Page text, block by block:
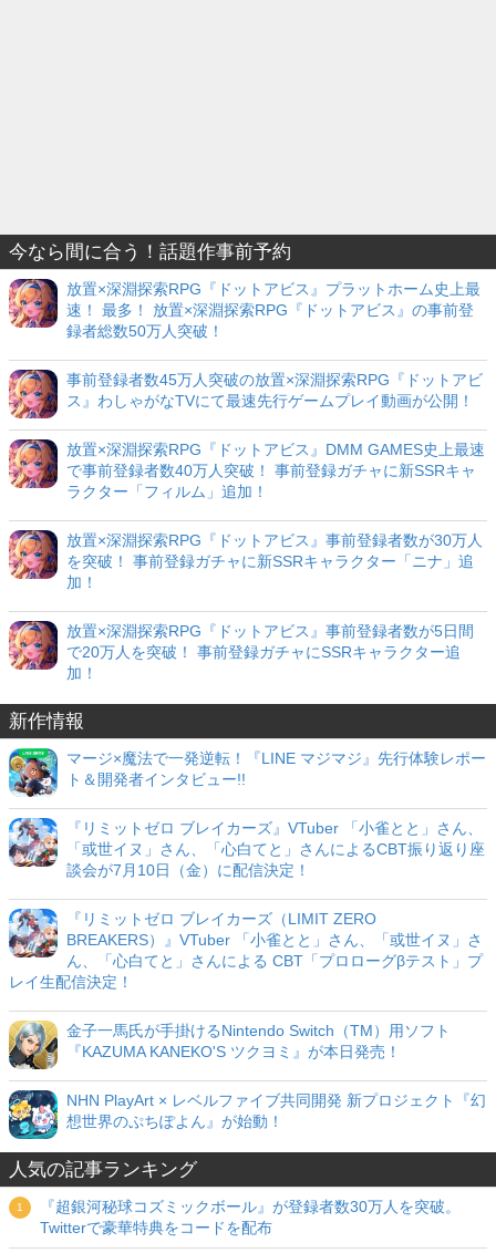
今なら間に合う！話題作事前予約
放置×深淵探索RPG『ドットアビス』プラットホーム史上最
速！ 最多！ 放置×深淵探索RPG『ドットアビス』の事前登
録者総数50万人突破！
事前登録者数45万人突破の放置×深淵探索RPG『ドットアビ
ス』わしゃがなTVにて最速先行ゲームプレイ動画が公開！
放置×深淵探索RPG『ドットアビス』DMM GAMES史上最速
で事前登録者数40万人突破！ 事前登録ガチャに新SSRキャ
ラクター「フィルム」追加！
放置×深淵探索RPG『ドットアビス』事前登録者数が30万人
を突破！ 事前登録ガチャに新SSRキャラクター「ニナ」追
加！
放置×深淵探索RPG『ドットアビス』事前登録者数が5日間
で20万人を突破！ 事前登録ガチャにSSRキャラクター追
加！
新作情報
マージ×魔法で一発逆転！『LINE マジマジ』先行体験レポー
ト＆開発者インタビュー!!
『リミットゼロ ブレイカーズ』VTuber 「小雀とと」さん、
「或世イヌ」さん、「心白てと」さんによるCBT振り返り座
談会が7月10日（金）に配信決定！
『リミットゼロ ブレイカーズ（LIMIT ZERO
BREAKERS）』VTuber 「小雀とと」さん、「或世イヌ」さ
ん、「心白てと」さんによる CBT「プロローグβテスト」プ
レイ生配信決定！
金子一馬氏が手掛けるNintendo Switch（TM）用ソフト
『KAZUMA KANEKO'S ツクヨミ』が本日発売！
NHN PlayArt × レベルファイブ共同開発 新プロジェクト『幻
想世界のぷちぽよん』が始動！
人気の記事ランキング
『超銀河秘球コズミックボール』が登録者数30万人を突破。
Twitterで豪華特典をコードを配布